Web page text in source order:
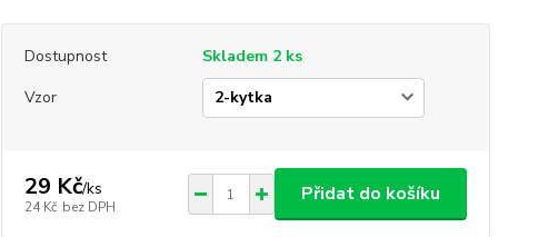
Dostupnost
Skladem 2 ks
Vzor
29 Kč/ks
24 Kč bez DPH
Přidat do košíku